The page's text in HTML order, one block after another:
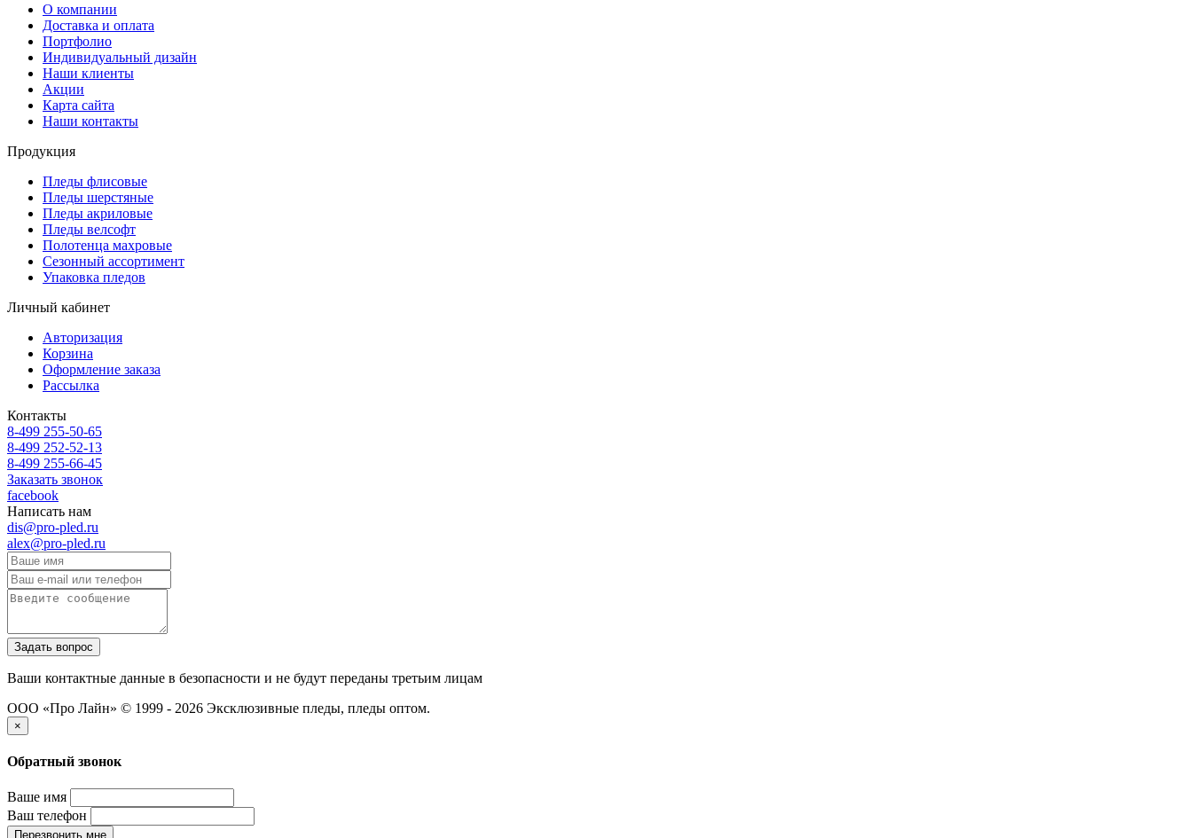
О компании
Доставка и оплата
Портфолио
Индивидуальный дизайн
Наши клиенты
Акции
Карта сайта
Наши контакты
Продукция
Пледы флисовые
Пледы шерстяные
Пледы акриловые
Пледы велсофт
Полотенца махровые
Сезонный ассортимент
Упаковка пледов
Личный кабинет
Авторизация
Корзина
Оформление заказа
Рассылка
Контакты
8-499 255-50-65
8-499 252-52-13
8-499 255-66-45
Заказать звонок
facebook
Написать нам
dis@pro-pled.ru
alex@pro-pled.ru
Ваши контактные данные в безопасности и не будут переданы третьим лицам
ООО «Про Лайн» © 1999 - 2026 Эксклюзивные пледы, пледы оптом.
×
Обратный звонок
Ваше имя
Ваш телефон
Перезвонить мне